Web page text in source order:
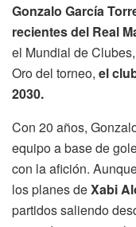
Gonzalo García
recientes del Real
el Mundial de
Oro del torneo, el
2030.
Con 20 años,
equipo a base de
con la afición.
los planes deXabi
partidos saliendo